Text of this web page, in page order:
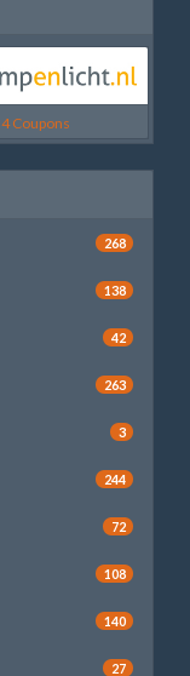
4 Coupons
268
138
42
263
3
244
72
108
140
27